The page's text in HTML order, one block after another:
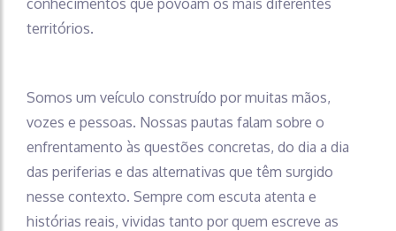
territórios.
Somos um veículo construído por muitas mãos,
vozes e pessoas. Nossas pautas falam sobre o
enfrentamento às questões concretas, do dia a dia
das periferias e das alternativas que têm surgido
nesse contexto. Sempre com escuta atenta e
histórias reais, vividas tanto por quem escreve as